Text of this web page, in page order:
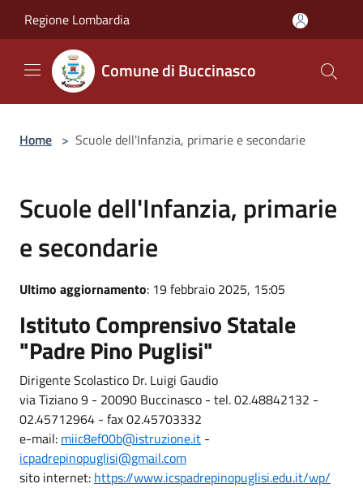
Regione Lombardia
Comune di Buccinasco
Home > Scuole dell'Infanzia, primarie e secondarie
Scuole dell'Infanzia, primarie
e secondarie
Ultimo aggiornamento: 19 febbraio 2025, 15:05
Istituto Comprensivo Statale
"Padre Pino Puglisi"
Dirigente Scolastico Dr. Luigi Gaudio
via Tiziano 9 - 20090 Buccinasco - tel. 02.48842132 -
02.45712964 - fax 02.45703332
e-mail: miic8ef00b@istruzione.it -
icpadrepinopuglisi@gmail.com
sito internet: https://www.icspadrepinopuglisi.edu.it/wp/